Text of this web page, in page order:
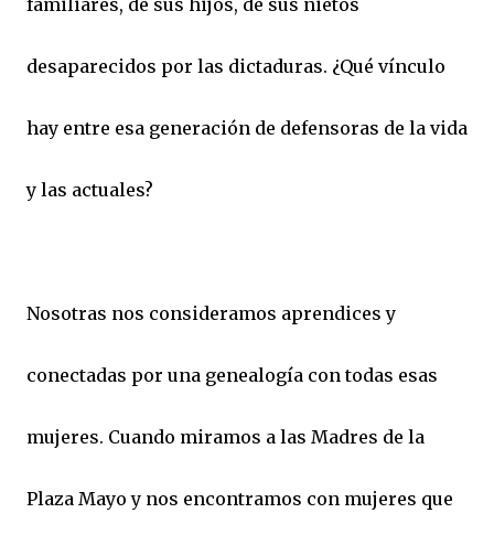
desaparecidos por las dictaduras. ¿Qué vínculo
hay entre esa generación de defensoras de la vida
y las actuales?
Nosotras nos consideramos aprendices y
conectadas por una genealogía con todas esas
mujeres. Cuando miramos a las Madres de la
Plaza Mayo y nos encontramos con mujeres que